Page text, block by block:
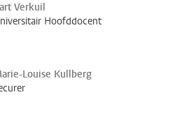
Verkuil
Hoofddocent
Louise Kullberg